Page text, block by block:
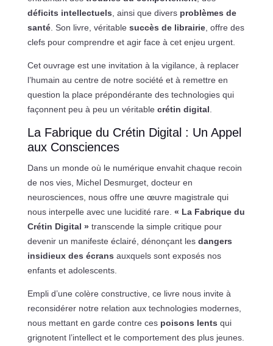
déficits intellectuels , ainsi que divers problèmes de
santé. Son livre, véritable succès de librairie, offre des
clefs pour comprendre et agir face à cet enjeu urgent.
Cet ouvrage est une invitation à la vigilance, à replacer
l’humain au centre de notre société et à remettre en
question la place prépondérante des technologies qui
façonnent peu à peu un véritable crétin digital
La Fabrique du Crétin Digital : Un Appel
aux Consciences
Dans un monde où le numérique envahit chaque recoin
de nos vies, Michel Desmurget, docteur en
neurosciences, nous offre une œuvre magistrale qui
nous interpelle avec une lucidité rare. « La Fabrique du
Crétin Digital »transcende la simple critique pour
devenir un manifeste éclairé, dénonçant les dangers
insidieux des écrans auxquels sont exposés nos
enfants et adolescents.
Empli d’une colère constructive, ce livre nous invite à
reconsidérer notre relation aux technologies modernes,
nous mettant en garde contre ces poisons lents qui
grignotent l’intellect et le comportement des plus jeunes.